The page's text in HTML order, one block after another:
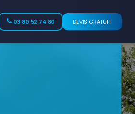
03 80 52 74 80 DEVIS GRATUIT